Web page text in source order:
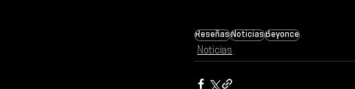
ReseñasNoticiasBeyonce
Noticias